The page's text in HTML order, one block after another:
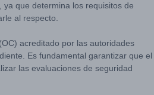
que determina los requisitos de
al respecto.
acreditado por las autoridades
Es fundamental garantizar que el
las evaluaciones de seguridad